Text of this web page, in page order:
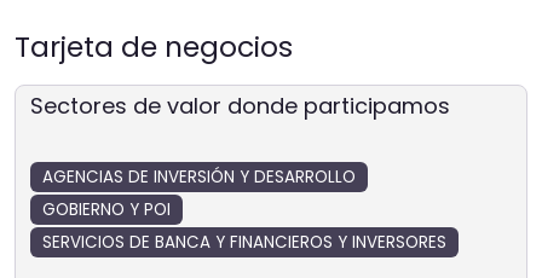
Tarjeta de negocios
Sectores de valor donde participamos
AGENCIAS DE INVERSIÓN Y DESARROLLO
GOBIERNO Y POI
SERVICIOS DE BANCA Y FINANCIEROS Y INVERSORES